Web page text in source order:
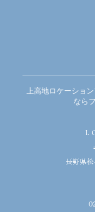
上高地ロケーショ
なら
長野県